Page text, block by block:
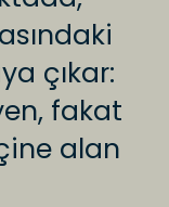
çıkar:
fakat
alan